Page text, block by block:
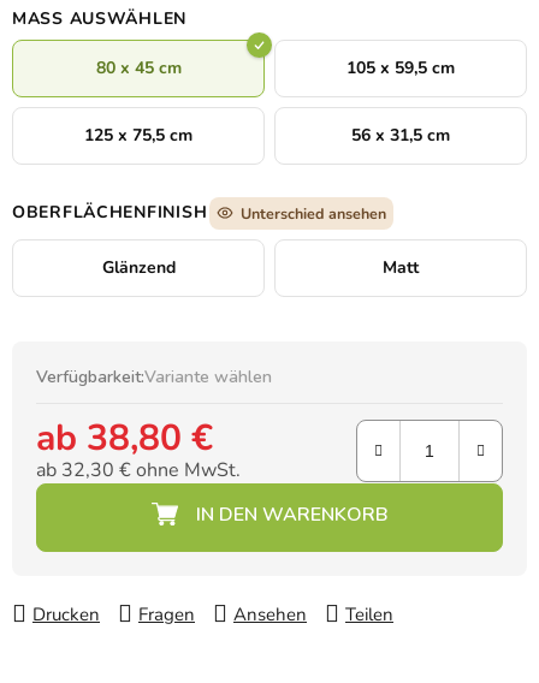
MASS AUSWÄHLEN
80 x 45 cm 105 x 59,5 cm
125 x 75,5 cm 56 x 31,5 cm
OBERFLÄCHENFINISH Unterschied ansehen
Glänzend Matt
Verfügbarkeit:Variante wählen
ab 38,80 €
ab 32,30 €ohne MwSt.
Verkaufspreis:
Drucken Fragen Ansehen Teilen